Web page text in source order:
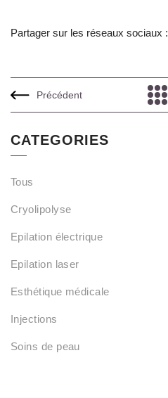
CATEGORIES
Tous
Cryolipolyse
Epilation électrique
Epilation laser
Esthétique médicale
Injections
Soins de peau
Partager sur les réseaux sociaux :
Précédent